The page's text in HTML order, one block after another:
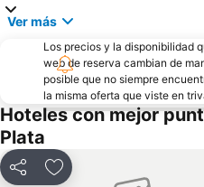
Ver más
Los precios y la disponibilidad
web de reserva cambian de
posible que no siempre
la misma oferta que viste en
Hoteles con mejor
Plata
CompartirAgregar a favoritos